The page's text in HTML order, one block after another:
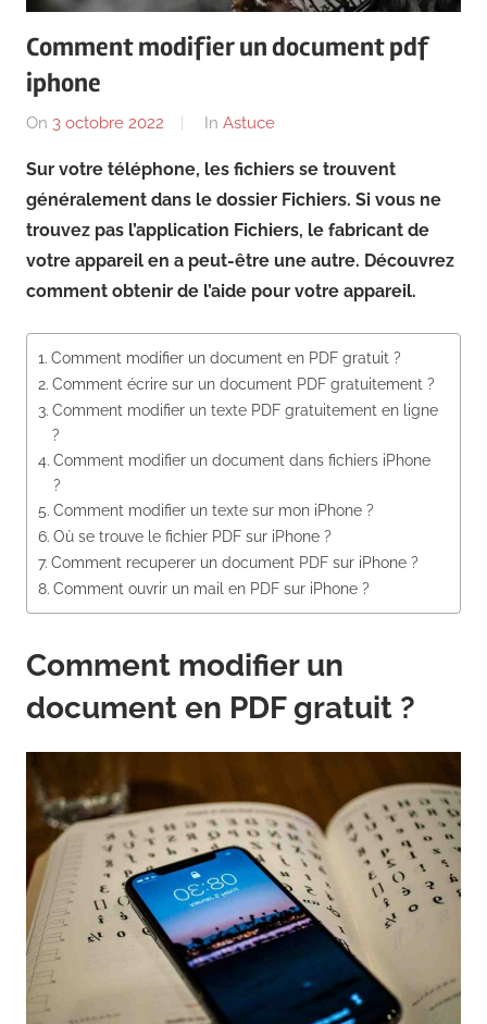
News
Comment modifier un document pdf
iphone
On 3 octobre 2022 By
In Astuce
Sur votre téléphone, les fichiers se trouvent
généralement dans le dossier Fichiers. Si vous ne
trouvez pas l’application Fichiers, le fabricant de
votre appareil en a peut-être une autre. Découvrez
comment obtenir de l’aide pour votre appareil.
Comment modifier un document en PDF gratuit ?
Comment écrire sur un document PDF gratuitement ?
Comment modifier un texte PDF gratuitement en ligne
?
Comment modifier un document dans fichiers iPhone
?
Comment modifier un texte sur mon iPhone ?
Où se trouve le fichier PDF sur iPhone ?
Comment recuperer un document PDF sur iPhone ?
Comment ouvrir un mail en PDF sur iPhone ?
Comment modifier un
document en PDF gratuit ?